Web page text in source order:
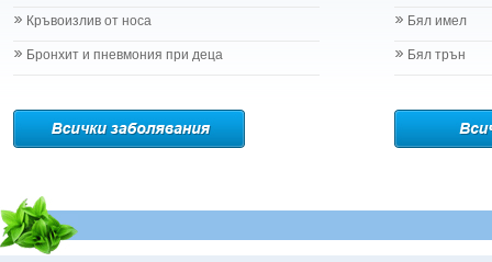
Кръвоизлив от носа
Бронхит и пневмония при деца
Бял имел
Бял трън